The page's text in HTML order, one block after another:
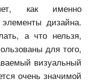
как именно
дизайна.
а что нельзя,
для того,
визуальный
очень значимой